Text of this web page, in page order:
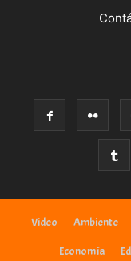
Video Ambiente
Economía